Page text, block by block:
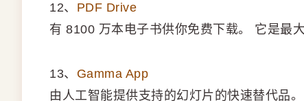
12、 PDF Drive
有 8100 万本电子书供你免费下载。 它是最
13、 Gamma App
由人工智能提供支持的幻灯片的快速替代品